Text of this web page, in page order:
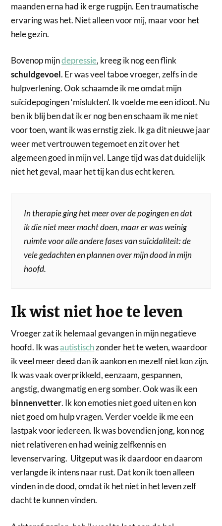
maanden erna had ik erge rugpijn. Een traumatische
ervaring was het. Niet alleen voor mij, maar voor het
hele gezin.
Bovenop mijndepressie, kreeg ik nog een flink
schuldgevoel. Er was veel taboe vroeger, zelfs in de
hulpverlening. Ook schaamde ik me omdat mijn
suïcidepogingen ‘mislukten’. Ik voelde me een idioot. Nu
ben ik blij ben dat ik er nog ben en schaam ik me niet
voor toen, want ik was ernstig ziek. Ik ga dit nieuwe jaar
weer met vertrouwen tegemoet en zit over het
algemeen goed in mijn vel. Lange tijd was dat duidelijk
niet het geval, maar het tij kan dus echt keren.
In therapie ging het meer over de pogingen en dat
ik die niet meer mocht doen, maar er was weinig
ruimte voor alle andere fases van suïcidaliteit: de
vele gedachten en plannen over mijn dood in mijn
hoofd.
Ik wist niet hoe te leven
Vroeger zat ik helemaal gevangen in mijn negatieve
hoofd. Ik wasautistischzonder het te weten, waardoor
ik veel meer deed dan ik aankon en mezelf niet kon zijn.
Ik was vaak overprikkeld, eenzaam, gespannen,
angstig, dwangmatig en erg somber. Ook was ik een
binnenvetter. Ik kon emoties niet goed uiten en kon
niet goed om hulp vragen. Verder voelde ik me een
lastpak voor iedereen. Ik was bovendien jong, kon nog
niet relativeren en had weinig zelfkennis en
levenservaring. Uitgeput was ik daardoor en daarom
verlangde ik intens naar rust. Dat kon ik toen alleen
vinden in de dood, omdat ik het niet in het leven zelf
dacht te kunnen vinden.